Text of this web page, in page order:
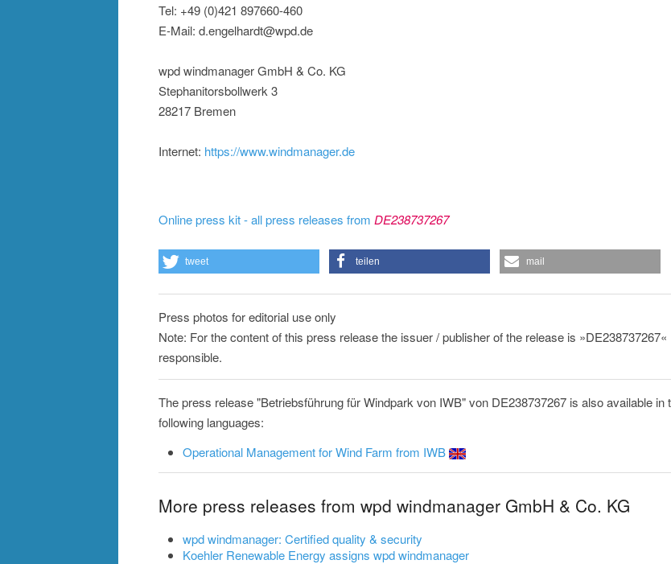
Tel: +49 (0)421 897660-460
E-Mail: d.engelhardt@wpd.de
wpd windmanager GmbH & Co. KG
Stephanitorsbollwerk 3
28217 Bremen
Internet: https://www.windmanager.de
Online press kit - all press releases from DE238737267
tweet teilen mail
Press photos for editorial use only
Note: For the content of this press release the issuer / publisher of the release is »DE238737267«
responsible.
The press release "Betriebsführung für Windpark von IWB" von DE238737267 is also available in
following languages:
Operational Management for Wind Farm from IWB
More press releases from wpd windmanager GmbH & Co. KG
wpd windmanager: Certified quality & security
Koehler Renewable Energy assigns wpd windmanager